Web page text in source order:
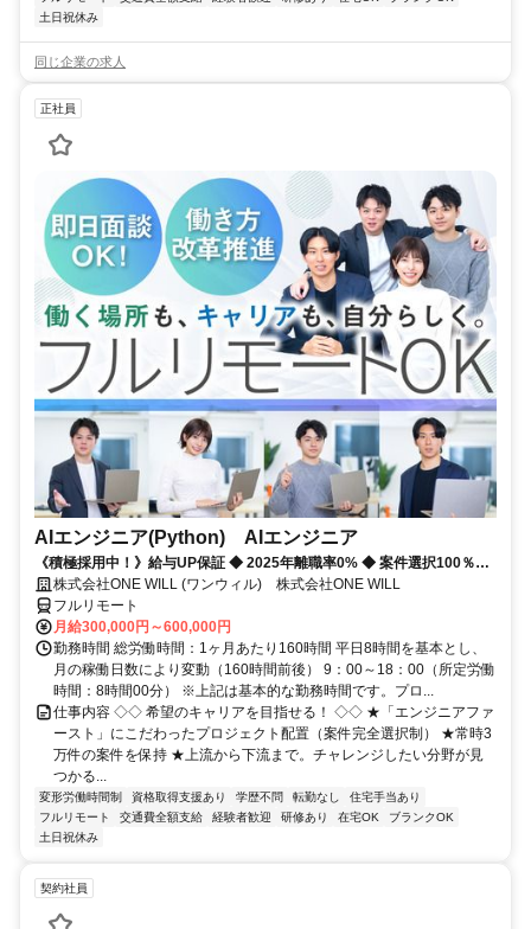
土日祝休み
同じ企業の求人
正社員
AIエンジニア(Python) AIエンジニア
《積極採用中！》給与UP保証 ◆ 2025年離職率0% ◆ 案件選択100％！
◆ 平均残業7時間！
株式会社ONE WILL (ワンウィル) 株式会社ONE WILL
フルリモート
月給300,000円～600,000円
勤務時間 総労働時間：1ヶ月あたり160時間 平日8時間を基本とし、
月の稼働日数により変動（160時間前後） 9：00～18：00（所定労働
時間：8時間00分） ※上記は基本的な勤務時間です。プロ...
仕事内容 ◇◇ 希望のキャリアを目指せる！ ◇◇ ★「エンジニアファ
ースト」にこだわったプロジェクト配置（案件完全選択制） ★常時3
万件の案件を保持 ★上流から下流まで。チャレンジしたい分野が見
つかる...
変形労働時間制 資格取得支援あり 学歴不問 転勤なし
住宅手当あり
フルリモート
交通費全額支給 経験者歓迎 研修あり 在宅OK
ブランクOK
土日祝休み
契約社員